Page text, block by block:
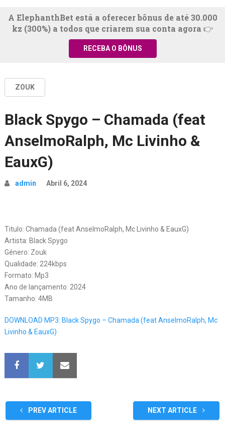
A ElephanthBet está a oferecer bônus de até 30.000
kz (300%) a todos que criarem sua conta agora 👉
RECEBA O BÔNUS
ZOUK
Black Spygo – Chamada (feat
AnselmoRalph, Mc Livinho &
EauxG)
admin Abril 6, 2024
Titulo: Chamada (feat AnselmoRalph, Mc Livinho & EauxG)
Artista: Black Spygo
Género: Zouk
Qualidade: 224kbps
Formato: Mp3
Ano de lançamento: 2024
Tamanho: 4MB
DOWNLOAD MP3: Black Spygo – Chamada (feat AnselmoRalph, Mc
Livinho & EauxG)
PREV ARTICLE NEXT ARTICLE